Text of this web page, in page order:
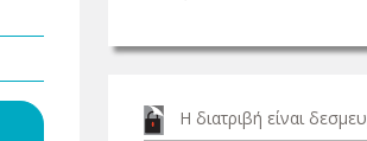
Η διατριβή είναι